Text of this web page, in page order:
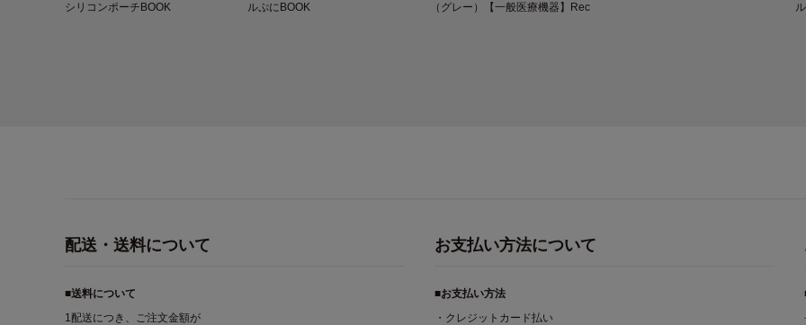
シリコンポーチBOOK
ルぷにBOOK
（グレー）【一般医療機器】Rec
配送・送料について
■送料について
1配送につき、ご注文金額が
お支払い方法について
■お支払い方法
・クレジットカード払い